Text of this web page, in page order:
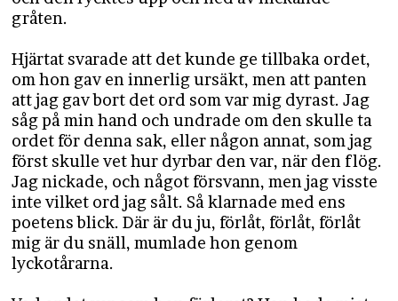
gråten.
Hjärtat svarade att det kunde ge tillbaka ordet,
om hon gav en innerlig ursäkt, men att panten
att jag gav bort det ord som var mig dyrast. Jag
såg på min hand och undrade om den skulle ta
ordet för denna sak, eller någon annat, som jag
först skulle vet hur dyrbar den var, när den flög.
Jag nickade, och något försvann, men jag visste
inte vilket ord jag sålt. Så klarnade med ens
poetens blick. Där är du ju, förlåt, förlåt, förlåt
mig är du snäll, mumlade hon genom
lyckotårarna.